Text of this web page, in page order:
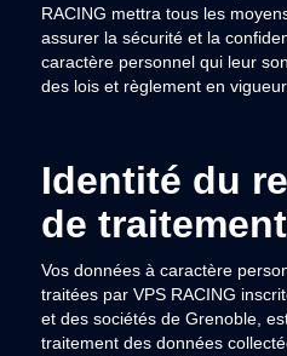
RACING mettra tous les
assurer la sécurité et la
caractère personnel qui leur
des lois et règlement en vigueur.
Identité du
de traitement
Vos données à caractère
traitées par VPS RACING
et des sociétés de Grenoble,
traitement des données